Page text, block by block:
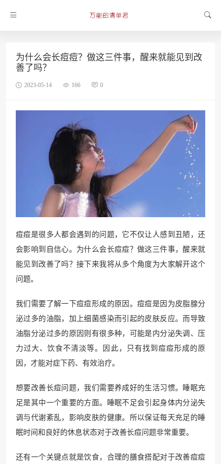
为什么会长痘痘？做这三件事，醒来就能见到改
善了吗？
2023-05-14 166 0
痘痘是很多人都会遇到的问题，它不仅让人感到丑陋，还
会影响到自信心。为什么会长痘痘？做这三件事，醒来就
能见到改善了吗？接下来我将从多个角度为大家解开这个
问题。
我们需要了解一下痘痘形成的原因。痘痘是因为皮脂腺分
泌过多的油脂，加上细菌感染而引起的皮肤反应。而导致
油脂分泌过多的原因则有很多种，可能是内分泌失调、压
力过大、饮食不清淡等。因此，只有找到痘痘形成的原
因，才能对症下药、有效治疗。
想要改善长痘问题，我们需要养成好的生活习惯。睡眠充
足是其中一个重要的方面。睡眠不足会引起身体内分泌失
调与代谢紊乱，影响皮肤的健康。所以保证每天充足的睡
眠时间和良好的休息状态对于改善长痘问题非常重要。
还有一个关键点就是饮食，合理的膳食搭配对于改善痘痘